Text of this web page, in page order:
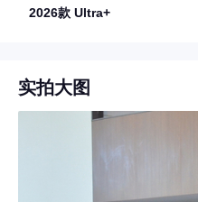
2026款 Ultra+
实拍大图